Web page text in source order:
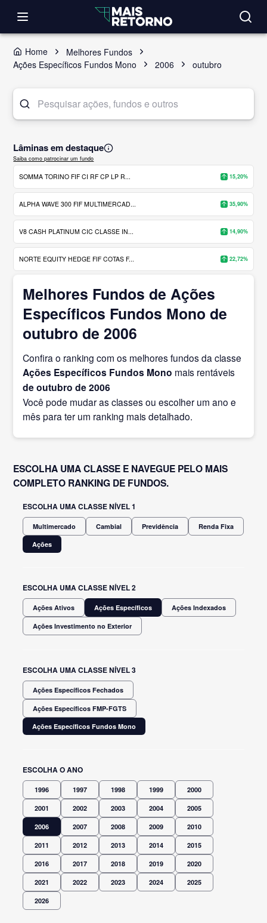
Home
Melhores Fundos
Ações Específicos Fundos Mono
2006 outubro
Lâminas em destaque
Saiba como patrocinar um fundo
SOMMA TORINO FIF CI RF CP LP R... 15,20%
ALPHA WAVE 300 FIF MULTIMERCAD... 35,90%
V8 CASH PLATINUM CIC CLASSE IN... 14,90%
NORTE EQUITY HEDGE FIF COTAS F... 22,72%
Melhores Fundos de Ações
Específicos Fundos Mono de
outubro de 2006
Confira o ranking com os melhores fundos da classe
Ações Específicos Fundos Mono mais rentáveis
de outubro de 2006
Você pode mudar as classes ou escolher um ano e
mês para ter um ranking mais detalhado.
ESCOLHA UMA CLASSE E NAVEGUE PELO MAIS
COMPLETO RANKING DE FUNDOS.
ESCOLHA UMA CLASSE NÍVEL 1
Multimercado Cambial Previdência
Renda Fixa
Ações
ESCOLHA UMA CLASSE NÍVEL 2
Ações Ativos Ações Específicos Ações Indexados
Ações Investimento no Exterior
ESCOLHA UMA CLASSE NÍVEL 3
Ações Específicos Fechados
Ações Específicos FMP-FGTS
Ações Específicos Fundos Mono
ESCOLHA O ANO
1996 1997 1998 1999 2000
2001 2002 2003 2004 2005
2006 2007 2008 2009 2010
2011 2012 2013 2014 2015
2016 2017 2018 2019 2020
2021 2022 2023 2024 2025
2026